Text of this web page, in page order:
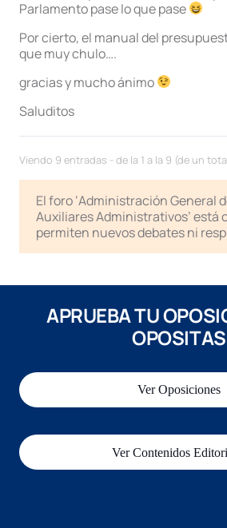
Parlamento pase lo que pase
Por cierto, el manual del
que muy chulo….
gracias y mucho ánimo
Saluditos
Viendo 9 entradas - de la 1 a la 9 (de un
El foro ‘Administración General
Auxiliares Administrativos’ está
permiten nuevos debates ni
APRUEBA TU
OPOSITAS
Ver Oposiciones
Ver Contenidos